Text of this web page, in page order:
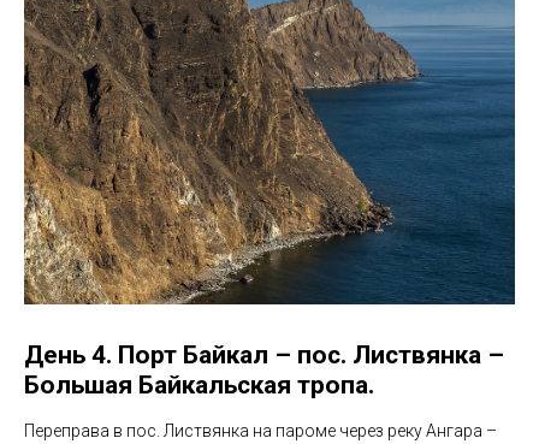
День 4. Порт Байкал – пос. Листвянка –
Большая Байкальская тропа.
Переправа в пос. Листвянка на пароме через реку Ангара –